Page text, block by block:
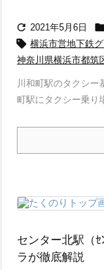
 2021年5月6日
 横浜市営地下鉄
神奈川県横浜市都筑
川和町駅のタクシー
町駅にタクシー乗り
センター北駅（
ラが徹底解説